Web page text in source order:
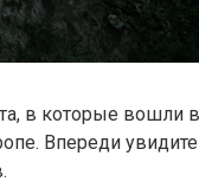
в которые вошли в
Впереди увидите